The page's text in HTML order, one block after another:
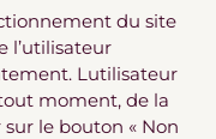
du site
l’utilisateur
Lutilisateur
moment, de la
le bouton « Non